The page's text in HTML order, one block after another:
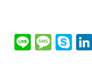
Email
LinkedIn
Skype